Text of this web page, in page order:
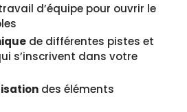
d’équipe pour ouvrir le
de différentes pistes et
s’inscrivent dans votre
des éléments